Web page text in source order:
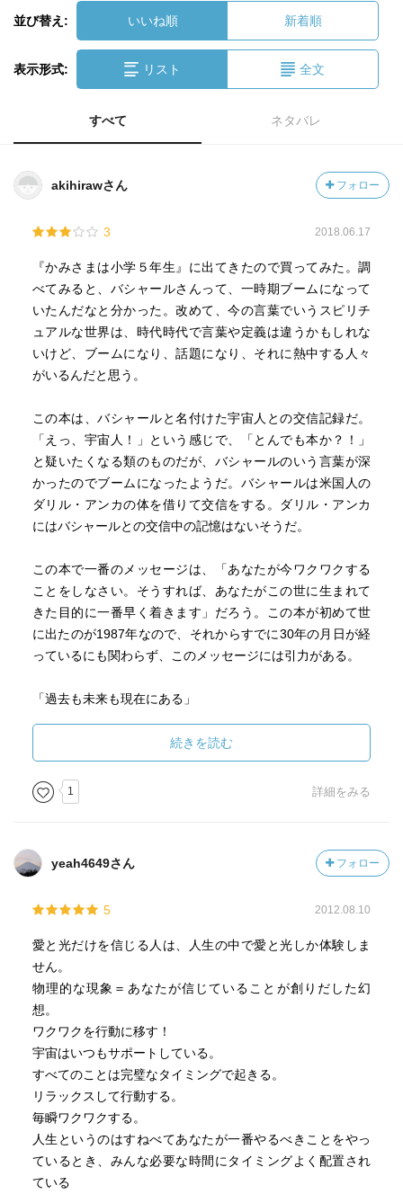
並び替え: いいね順 新着順
表示形式: リスト 全文
すべて ネタバレ
akihirawさん フォロー
3 2018.06.17
『かみさまは小学５年生』に出てきたので買ってみた。調
べてみると、バシャールさんって、一時期ブームになって
いたんだなと分かった。改めて、今の言葉でいうスピリチ
ュアルな世界は、時代時代で言葉や定義は違うかもしれな
いけど、ブームになり、話題になり、それに熱中する人々
がいるんだと思う。
この本は、バシャールと名付けた宇宙人との交信記録だ。
「えっ、宇宙人！」という感じで、「とんでも本か？！」
と疑いたくなる類のものだが、バシャールのいう言葉が深
かったのでブームになったようだ。バシャールは米国人の
ダリル・アンカの体を借りて交信をする。ダリル・アンカ
にはバシャールとの交信中の記憶はないそうだ。
この本で一番のメッセージは、「あなたが今ワクワクする
ことをしなさい。そうすれば、あなたがこの世に生まれて
きた目的に一番早く着きます」だろう。この本が初めて世
に出たのが1987年なので、それからすでに30年の月日が経
っているにも関わらず、このメッセージには引力がある。
「過去も未来も現在にある」
「ネガティブな行動とは、分離してしまう行動」
「ポジティブな行動とは、統合する行動」
「宇宙でただひとつ確かなことは、変化しているというこ
こんな言葉がちりばめられている。
続きを読む
1 詳細をみる
yeah4649さん フォロー
5 2012.08.10
愛と光だけを信じる人は、人生の中で愛と光しか体験しま
せん。
物理的な現象＝あなたが信じていることが創りだした幻
想。
ワクワクを行動に移す！
宇宙はいつもサポートしている。
すべてのことは完璧なタイミングで起きる。
リラックスして行動する。
毎瞬ワクワクする。
人生というのはすねべてあなたが一番やるべきことをやっ
ているとき、みんな必要な時間にタイミングよく配置され
ている